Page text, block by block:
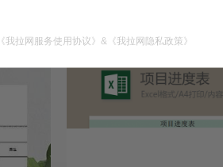
《我拉网服务使用协议》 & 《我拉网隐私政策》